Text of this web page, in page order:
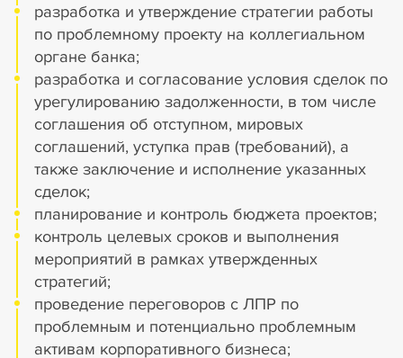
разработка и утверждение стратегии работы
по проблемному проекту на коллегиальном
органе банка;
разработка и согласование условия сделок по
урегулированию задолженности, в том числе
соглашения об отступном, мировых
соглашений, уступка прав (требований), а
также заключение и исполнение указанных
сделок;
планирование и контроль бюджета проектов;
контроль целевых сроков и выполнения
мероприятий в рамках утвержденных
стратегий;
проведение переговоров c ЛПР по
проблемным и потенциально проблемным
активам корпоративного бизнеса;